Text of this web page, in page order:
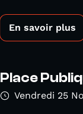
En savoir plus
Place
Vendredi 25